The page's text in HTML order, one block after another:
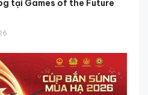
tại Games of the Future